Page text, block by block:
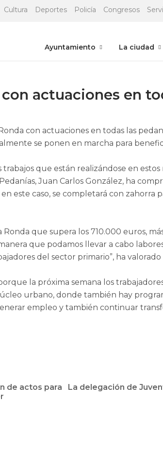
Cultura Deportes Policía Congresos
Ayuntamiento La ciudad
actuaciones en
con actuaciones en todas las
se ponen en marcha para
trabajos que están realizándose en
Juan Carlos González, ha
este caso, se completará con zahorra
que supera los 710.000 euros,
que podamos llevar a cabo
del sector primario”, ha
la próxima semana los
urbano, donde también hay
empleo y también continuar
de actos para
La delegación de